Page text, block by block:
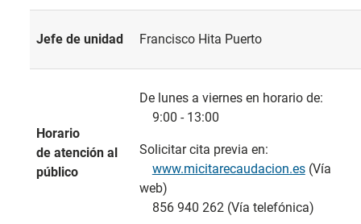
Jefe de unidad Francisco Hita Puerto
Horario
de atención al
público
De lunes a viernes en horario de:
9:00 - 13:00
Solicitar cita previa en:
www.micitarecaudacion.es(Vía
web)
856 940 262 (Vía telefónica)